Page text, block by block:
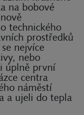
na bobové
technického
prostředků
nejvíce
nebo
úplně první
centra
náměstí
a ujeli do tepla